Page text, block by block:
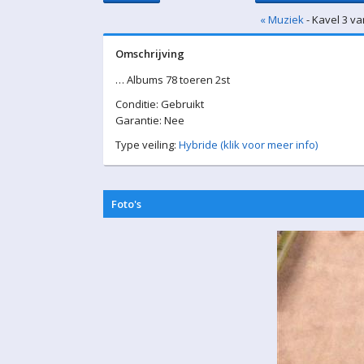
« Muziek- Kavel 3
Omschrijving
… Albums 78 toeren 2st
Conditie: Gebruikt
Garantie: Nee
Type veiling: Hybride (klik voor meer info)
Foto's